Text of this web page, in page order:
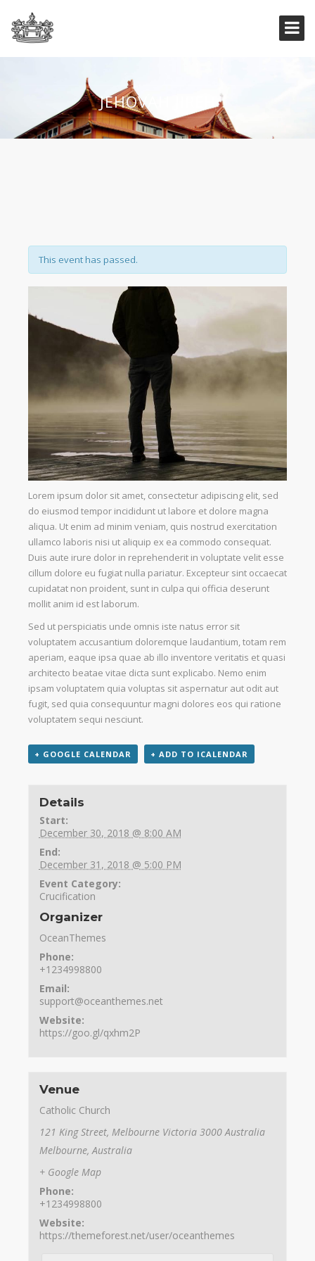
JEHOVAH JIREH
This event has passed.
Lorem ipsum dolor sit amet, consectetur adipiscing elit, sed
do eiusmod tempor incididunt ut labore et dolore magna
aliqua. Ut enim ad minim veniam, quis nostrud exercitation
ullamco laboris nisi ut aliquip ex ea commodo consequat.
Duis aute irure dolor in reprehenderit in voluptate velit esse
cillum dolore eu fugiat nulla pariatur. Excepteur sint occaecat
cupidatat non proident, sunt in culpa qui officia deserunt
mollit anim id est laborum.
Sed ut perspiciatis unde omnis iste natus error sit
voluptatem accusantium doloremque laudantium, totam rem
aperiam, eaque ipsa quae ab illo inventore veritatis et quasi
architecto beatae vitae dicta sunt explicabo. Nemo enim
ipsam voluptatem quia voluptas sit aspernatur aut odit aut
fugit, sed quia consequuntur magni dolores eos qui ratione
voluptatem sequi nesciunt.
+ GOOGLE CALENDAR + ADD TO ICALENDAR
Details
Start:
December 30, 2018 @ 8:00 AM
End:
December 31, 2018 @ 5:00 PM
Event Category:
Crucification
Organizer
OceanThemes
Phone:
+1234998800
Email:
support@oceanthemes.net
Website:
https://goo.gl/qxhm2P
Venue
Catholic Church
121 King Street, Melbourne Victoria 3000 Australia
Melbourne, Australia
+ Google Map
Phone:
+1234998800
Website:
https://themeforest.net/user/oceanthemes